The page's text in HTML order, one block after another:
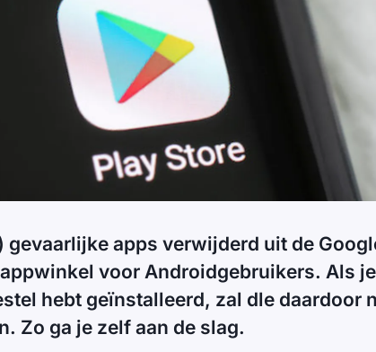
gevaarlijke apps verwijderd uit de
voor Androidgebruikers. Als
hebt geïnstalleerd, zal dle daardoor
Zo ga je zelf aan de slag.